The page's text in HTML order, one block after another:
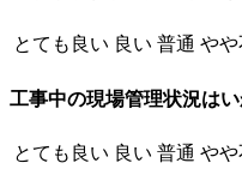
とても良い 良い 普通 や
工事中の現場管理状況は
とても良い 良い 普通 や